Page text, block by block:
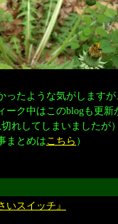
ったような気がします
ク中はこのblogも更新
れしてしまいましたが
まとめはこちら ）
いスイッチ』